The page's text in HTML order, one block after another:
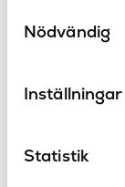
samlat in
Nödvändig
Inställningar
Statistik
Duravit